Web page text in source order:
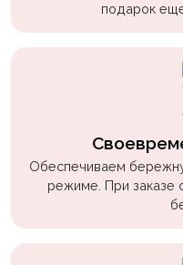
подарок
Обеспечиваем
режиме. При заказе